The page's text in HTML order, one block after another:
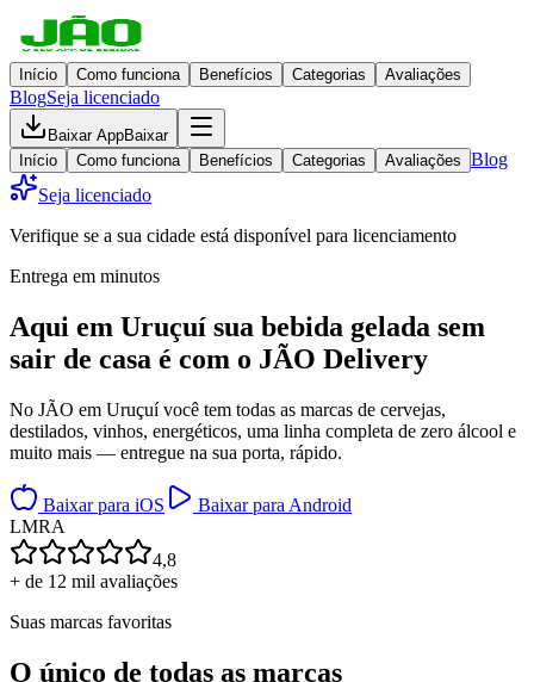
Início Como funciona Benefícios Categorias Avaliações
BlogSeja licenciado
Baixar AppBaixar
Início
Como funciona Benefícios Categorias Avaliações Blog
Seja licenciado
Verifique se a sua cidade está disponível para licenciamento
Entrega em minutos
Aqui em Uruçuí sua bebida gelada sem
sair de casa é com o JÃO Delivery
No JÃO em Uruçuí você tem todas as marcas de cervejas,
destilados, vinhos, energéticos, uma linha completa de zero álcool e
muito mais — entregue na sua porta, rápido.
Baixar para iOS
Baixar para Android
LMRA
4,8
+ de 12 mil avaliações
Suas marcas favoritas
O único de todas as marcas